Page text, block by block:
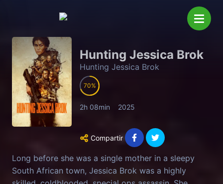
Hunting Jessica Brok
Hunting Jessica Brok
70
2h 08min 2025
Compartir
Long before she was a single mother in a sleepy
South African town, Jessica Brok was a highly